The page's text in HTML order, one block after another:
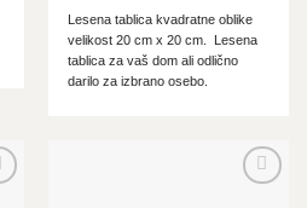
Lesena tablica kvadratne oblike
velikost 20 cm x 20 cm. Lesena
tablica za vaš dom ali odlično
darilo za izbrano osebo.